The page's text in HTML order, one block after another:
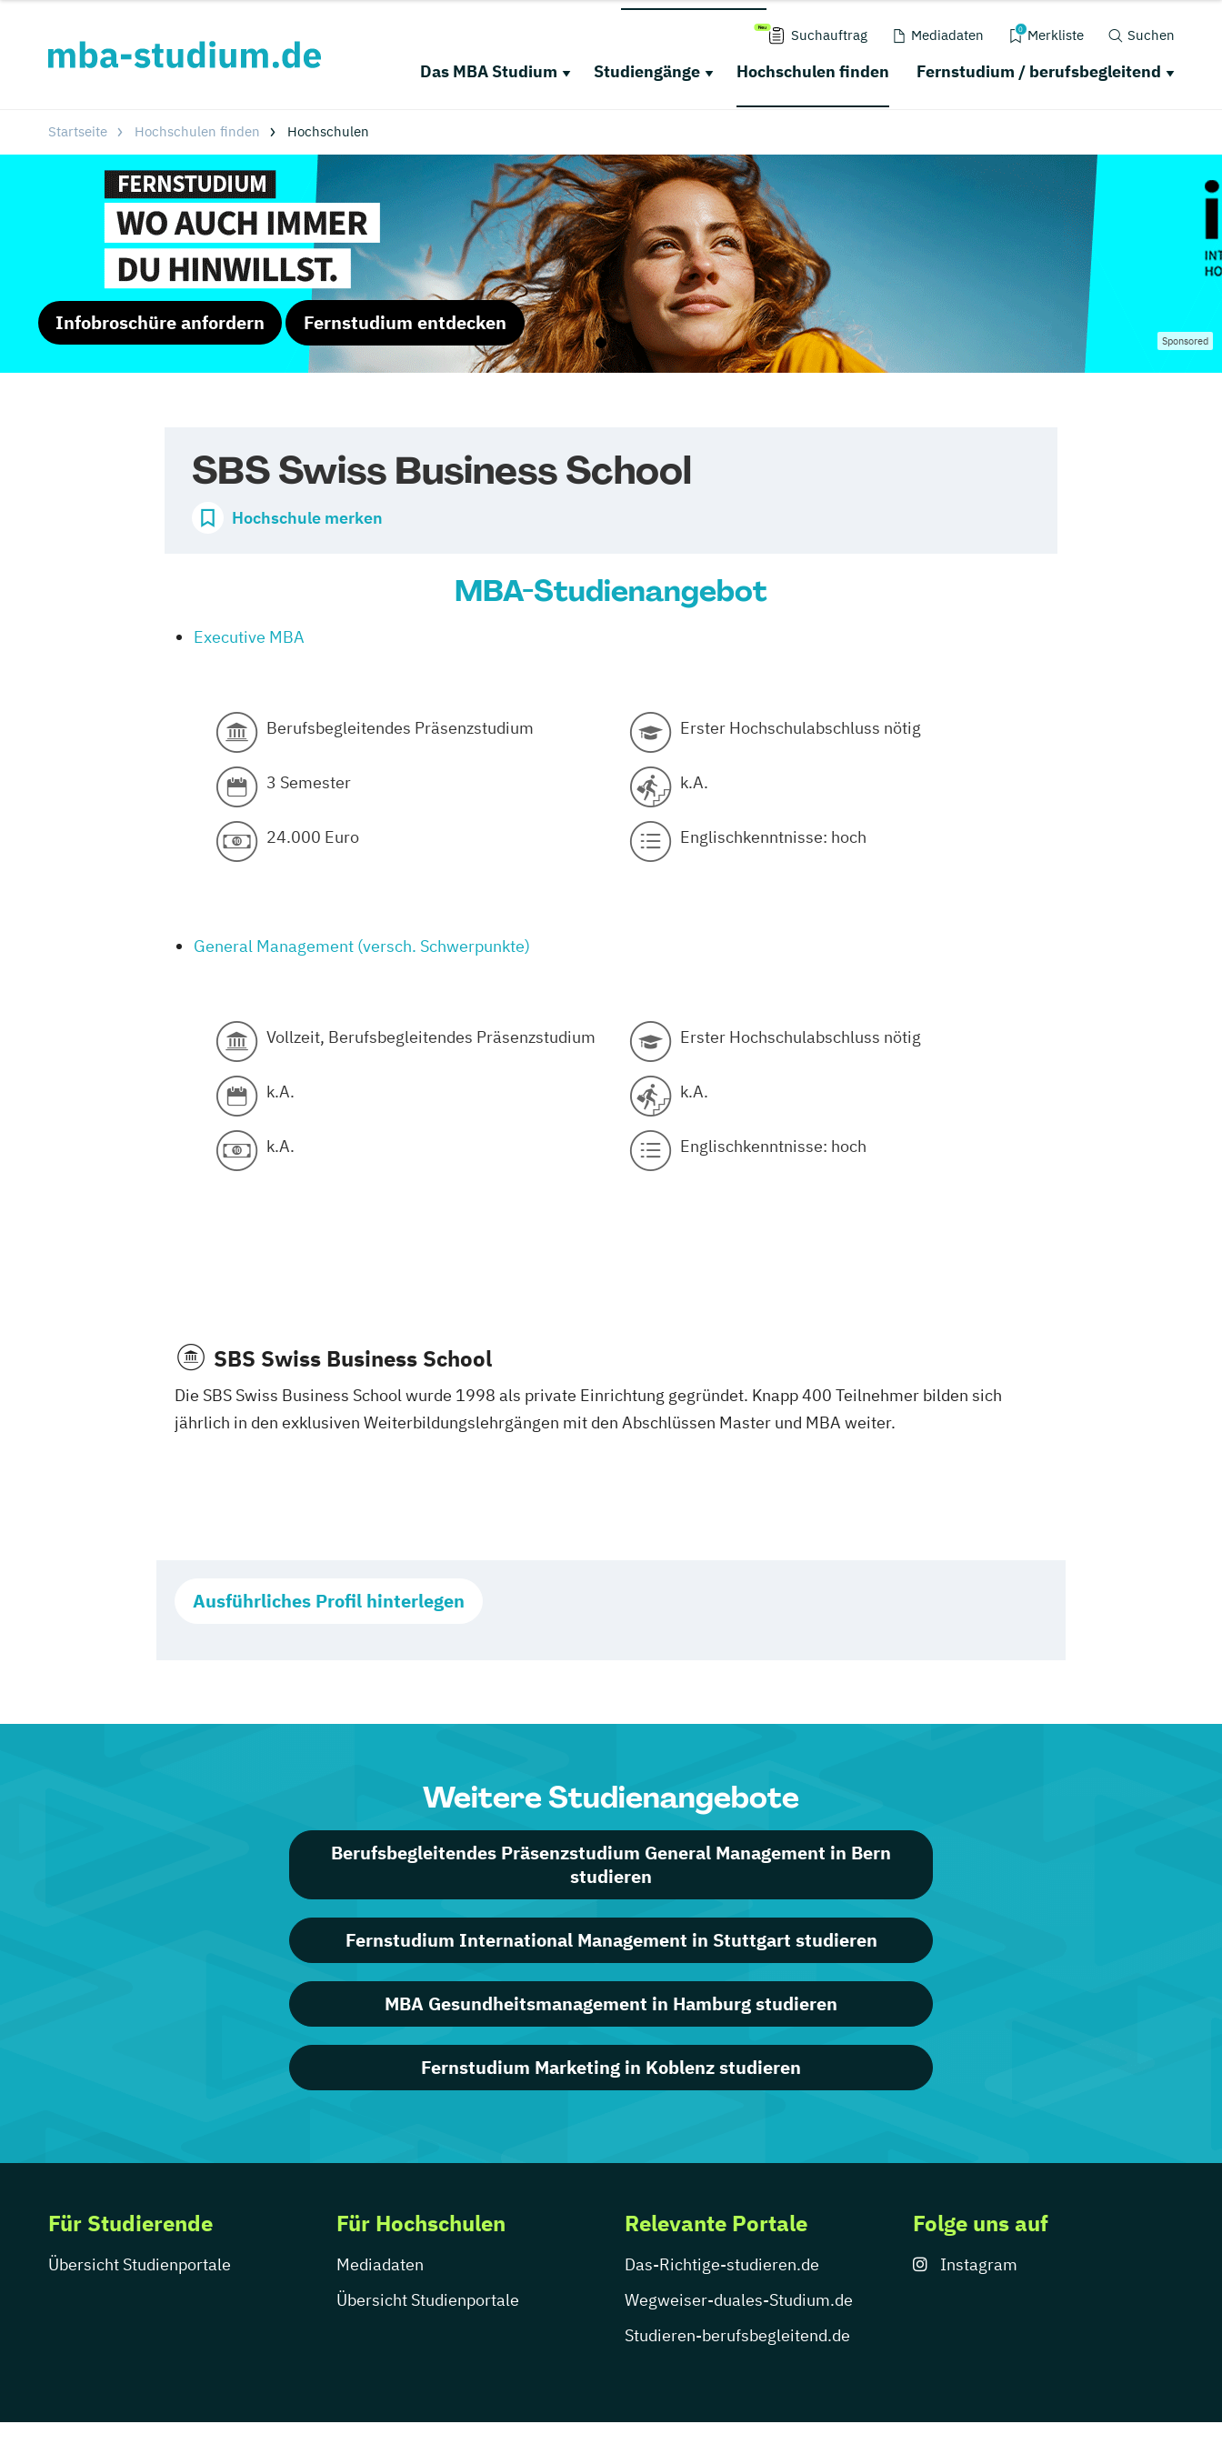
Suchauftrag Mediadaten 0 Merkliste Suchen
Das MBA Studium Studiengänge Hochschulen finden Fernstudium / berufsbegleitend
Startseite Hochschulen finden Hochschulen
Infobroschüre anfordern Fernstudium entdecken
Sponsored
SBS Swiss Business School
Hochschule merken
MBA-Studienangebot
Executive MBA
Berufsbegleitendes Präsenzstudium Erster Hochschulabschluss nötig
3 Semester k.A.
24.000 Euro Englischkenntnisse: hoch
General Management (versch. Schwerpunkte)
Vollzeit, Berufsbegleitendes Präsenzstudium Erster Hochschulabschluss nötig
k.A. k.A.
k.A. Englischkenntnisse: hoch
SBS Swiss Business School
Die SBS Swiss Business School wurde 1998 als private Einrichtung gegründet. Knapp 400 Teilnehmer bilden sich
jährlich in den exklusiven Weiterbildungslehrgängen mit den Abschlüssen Master und MBA weiter.
Ausführliches Profil hinterlegen
Weitere Studienangebote
Berufsbegleitendes Präsenzstudium General Management in Bern
studieren
Fernstudium International Management in Stuttgart studieren
MBA Gesundheitsmanagement in Hamburg studieren
Fernstudium Marketing in Koblenz studieren
Für Studierende
Übersicht Studienportale
Für Hochschulen
Mediadaten
Übersicht Studienportale
Relevante Portale
Das-Richtige-studieren.de
Wegweiser-duales-Studium.de
Studieren-berufsbegleitend.de
Folge uns auf
Instagram